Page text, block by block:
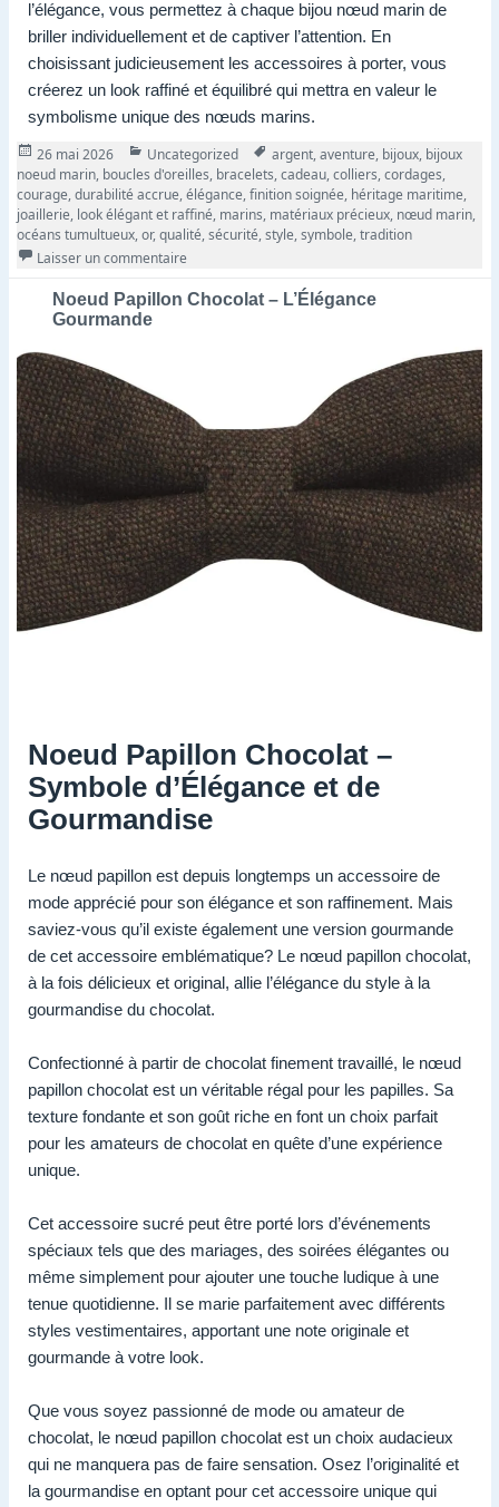
l’élégance, vous permettez à chaque bijou nœud marin de
briller individuellement et de captiver l’attention. En
choisissant judicieusement les accessoires à porter, vous
créerez un look raffiné et équilibré qui mettra en valeur le
symbolisme unique des nœuds marins.
Publié
le
26 mai 2026 Catégories
Uncategorized Tags
argent,aventure, bijoux, bijoux
noeud marin, boucles d'oreilles, bracelets,cadeau,colliers,cordages,
courage,durabilité accrue,élégance,finition soignée, héritage maritime,
joaillerie, look élégant et raffiné, marins, matériaux précieux, nœud marin,
océans tumultueux,or,qualité,sécurité,style,symbole,tradition
Laisser un commentaire
Noeud Papillon Chocolat – L’Élégance
Gourmande
Noeud Papillon Chocolat –
Symbole d’Élégance et de
Gourmandise
Le nœud papillon est depuis longtemps un accessoire de
mode apprécié pour son élégance et son raffinement. Mais
saviez-vous qu’il existe également une version gourmande
de cet accessoire emblématique? Le nœud papillon chocolat,
à la fois délicieux et original, allie l’élégance du style à la
gourmandise du chocolat.
Confectionné à partir de chocolat finement travaillé, le nœud
papillon chocolat est un véritable régal pour les papilles. Sa
texture fondante et son goût riche en font un choix parfait
pour les amateurs de chocolat en quête d’une expérience
unique.
Cet accessoire sucré peut être porté lors d’événements
spéciaux tels que des mariages, des soirées élégantes ou
même simplement pour ajouter une touche ludique à une
tenue quotidienne. Il se marie parfaitement avec différents
styles vestimentaires, apportant une note originale et
gourmande à votre look.
Que vous soyez passionné de mode ou amateur de
chocolat, le nœud papillon chocolat est un choix audacieux
qui ne manquera pas de faire sensation. Osez l’originalité et
la gourmandise en optant pour cet accessoire unique qui